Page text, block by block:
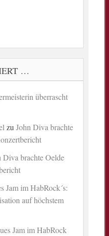
…
überrascht
zuJohn Diva brachte
Diva brachte Oelde
Jam im HabRock´s:
auf höchstem
Jam im HabRock